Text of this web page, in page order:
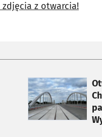
zdjęcia z otwarcia!
otworzy się w nowej